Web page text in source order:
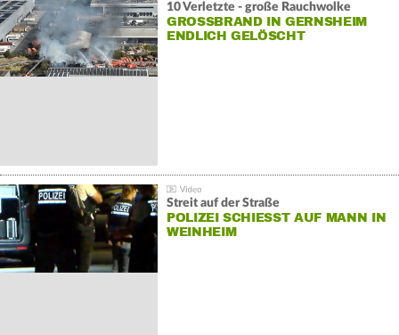
10 Verletzte - große Rauchwolke
GROSSBRAND IN GERNSHEIM E
NDLICH GELÖSCHT
Streit auf der Straße
POLIZEI SCHIESST AUF MANN IN W
EINHEIM